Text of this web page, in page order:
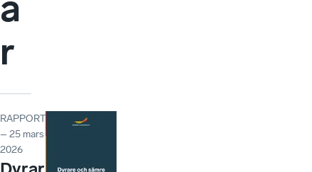
r
RAPPORT
– 25 mars
2026